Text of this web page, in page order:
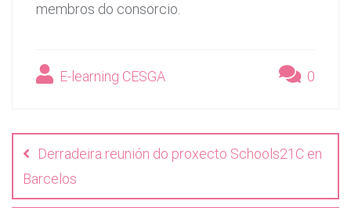
membros do consorcio.
E-learning CESGA 0
de
entradas
Derradeira reunión do proxecto Schools21C en
Barcelos